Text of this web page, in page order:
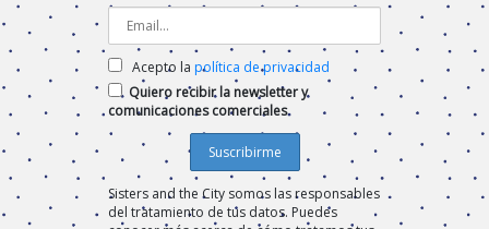
Acepto la política de privacidad
Quiero recibir la newsletter y
comunicaciones comerciales
Sisters and the City somos las responsables
del tratamiento de tus datos. Puedes